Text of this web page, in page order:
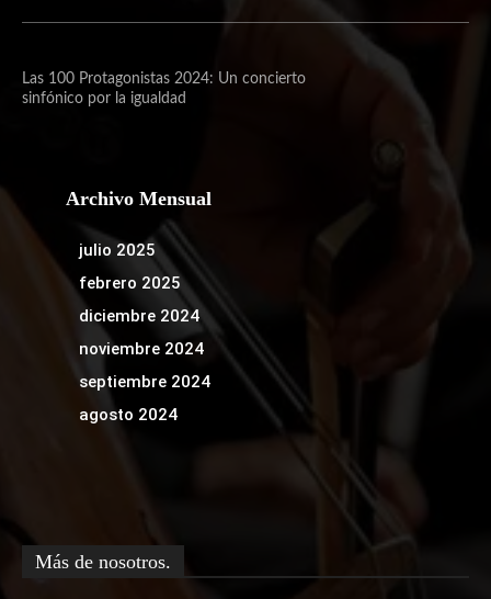
Las 100 Protagonistas 2024: Un concierto
sinfónico por la igualdad
Archivo Mensual
julio 2025
febrero 2025
diciembre 2024
noviembre 2024
septiembre 2024
agosto 2024
Más de nosotros.